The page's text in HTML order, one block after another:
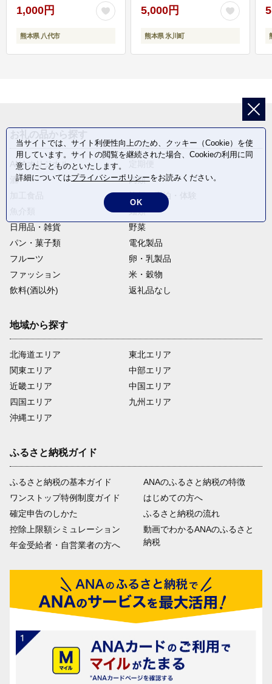
1,000円
熊本県 八代市
5,000円
熊本県 氷川町
ANAオリジナル
酒
肉類
旅行・宿泊・体験
麺類
日用品・雑貨
野菜
パン・菓子類
電化製品
フルーツ
卵・乳製品
ファッション
米・穀物
飲料(酒以外)
返礼品なし
地域から探す
北海道エリア
関東エリア
近畿エリア
四国エリア
沖縄エリア
東北エリア
中部エリア
中国エリア
九州エリア
ふるさと納税ガイド
ふるさと納税の基本ガイド
ワンストップ特例制度ガイド
確定申告のしかた
控除上限額シミュレーション
年金受給者・自営業者の方へ
ANAのふるさと納税の特徴
はじめての方へ
ふるさと納税の流れ
動画でわかるANAのふるさと
納税
当サイトでは、サイト利便性向上のため、クッキー（Cookie）を使
用しています。サイトの閲覧を継続された場合、Cookieの利用に同
意したことものといたします。
詳細についてはプライバシーポリシーをお読みください。
OK